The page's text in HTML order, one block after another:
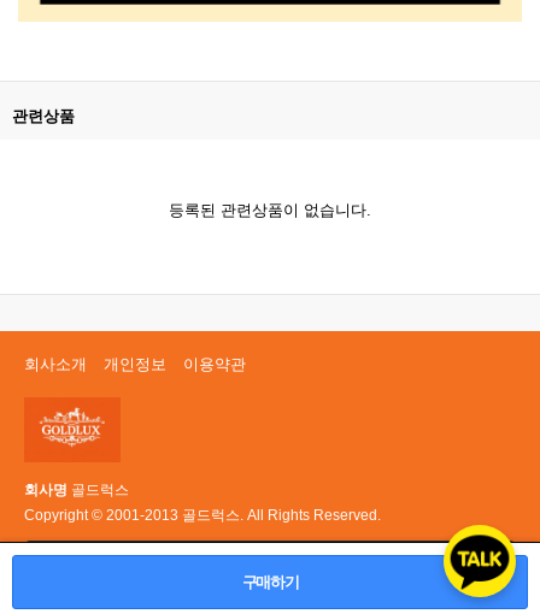
구매하기
관련상품
등록된 관련상품이 없습니다.
회사소개 개인정보 이용약관
회사명 골드럭스
Copyright © 2001-2013 골드럭스. All Rights Reserved.
PC 버전